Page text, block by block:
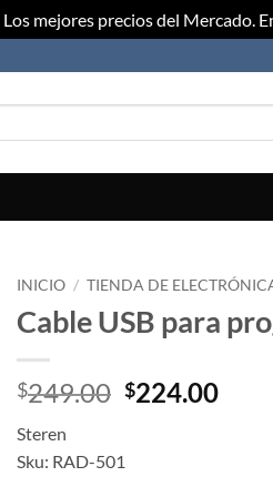
Los mejores precios del Mercado.
INICIO / TIENDA DE
Cable USB para
$249.00 Original
$249.00.
$224.00
Steren
Sku: RAD-501